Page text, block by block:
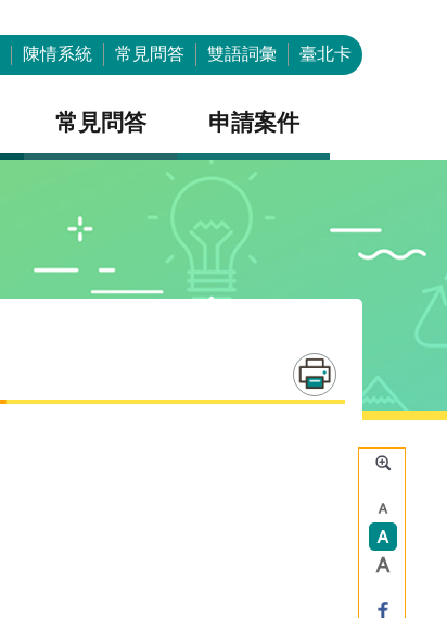
陳情系統 常見問答 雙語詞彙 臺北卡
常見問答 申請案件